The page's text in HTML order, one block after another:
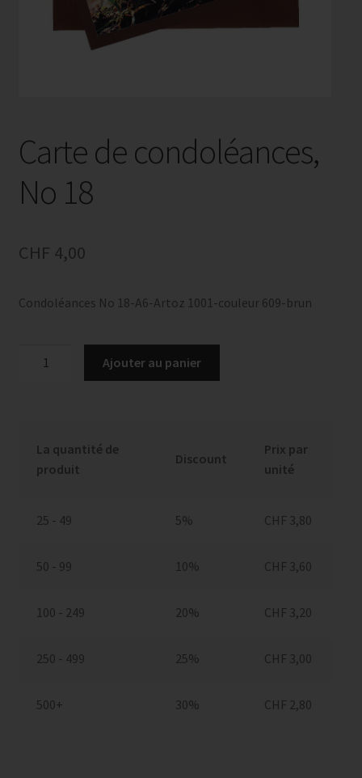
Carte de condoléances,
No 18
CHF 4,00
Condoléances No 18-A6-Artoz 1001-couleur 609-brun
Ajouter au panier
La quantité de
produit
Discount
Prix par
unité
25 - 49 5% CHF 3,80
50 - 99 10% CHF 3,60
100 - 249 20% CHF 3,20
250 - 499 25% CHF 3,00
500+ 30% CHF 2,80